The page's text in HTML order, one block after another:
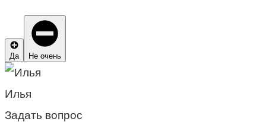
Да Не очень
Илья
Задать вопрос